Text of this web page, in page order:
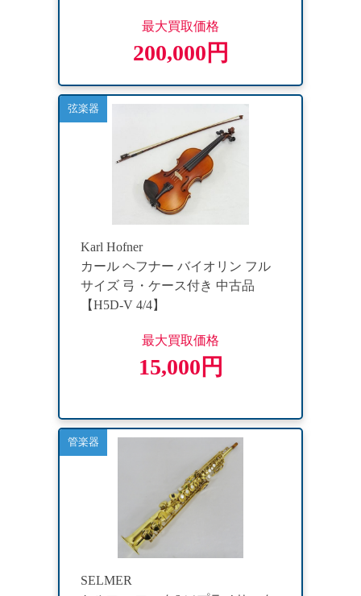
最大買取価格
200,000円
弦楽器
Karl Hofner
カール ヘフナー バイオリン フル
サイズ 弓・ケース付き 中古品
【H5D-V 4/4】
最大買取価格
15,000円
管楽器
SELMER